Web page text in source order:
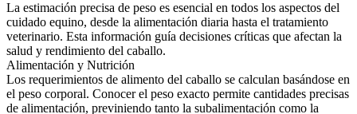
La estimación precisa de peso es esencial en todos los aspectos del
cuidado equino, desde la alimentación diaria hasta el tratamiento
veterinario. Esta información guía decisiones críticas que afectan la
salud y rendimiento del caballo.
Alimentación y Nutrición
Los requerimientos de alimento del caballo se calculan basándose en
el peso corporal. Conocer el peso exacto permite cantidades precisas
de alimentación, previniendo tanto la subalimentación como la